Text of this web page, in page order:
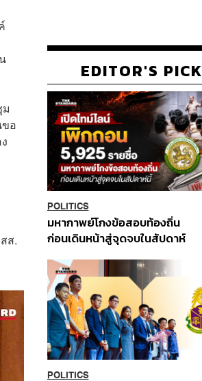
อ
ส.
EDITOR'S PICK
POLITICS
มหากาพย์โกงข้อสอบท้องถิ่น
ก่อนเดินหน้าสู่จุดจบในสัปดาห์
POLITICS